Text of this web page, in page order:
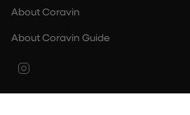
About Coravin
About Coravin Guide